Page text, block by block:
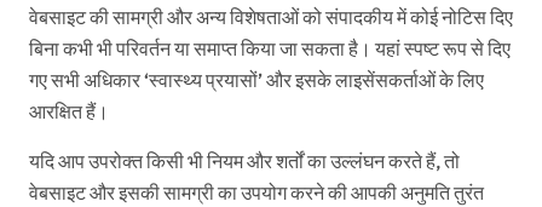
वेबसाइट की सामग्री और अन्य विशेषताओं को संपादकीय में कोई नोटिस दिए
बिना कभी भी परिवर्तन या समाप्त किया जा सकता है। यहां स्पष्ट रूप से दिए
गए सभी अधिकार ‘स्वास्थ्य प्रयासों’ और इसके लाइसेंसकर्ताओं के लिए
आरक्षित हैं।
यदि आप उपरोक्त किसी भी नियम और शर्तों का उल्लंघन करते हैं, तो
वेबसाइट और इसकी सामग्री का उपयोग करने की आपकी अनुमति तुरंत